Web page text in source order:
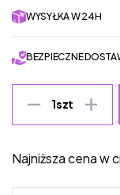
WYSYŁKA W 24H
BEZPIECZNE
1szt
Najniższa cena w